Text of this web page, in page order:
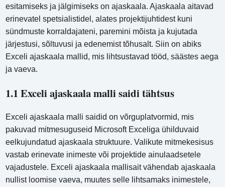
esitamiseks ja jälgimiseks on ajaskaala. Ajaskaala aitavad
erinevatel spetsialistidel, alates projektijuhtidest kuni
sündmuste korraldajateni, paremini mõista ja kujutada
järjestusi, sõltuvusi ja edenemist tõhusalt. Siin on abiks
Exceli ajaskaala mallid, mis lihtsustavad tööd, säästes aega
ja vaeva.
1.1 Exceli ajaskaala malli saidi tähtsus
Exceli ajaskaala malli saidid on võrguplatvormid, mis
pakuvad mitmesuguseid Microsoft Exceliga ühilduvaid
eelkujundatud ajaskaala struktuure. Valikute mitmekesisus
vastab erinevate inimeste või projektide ainulaadsetele
vajadustele. Exceli ajaskaala mallisait vähendab ajaskaala
nullist loomise vaeva, muutes selle lihtsamaks inimestele,